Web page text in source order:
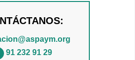
91 232 91 29